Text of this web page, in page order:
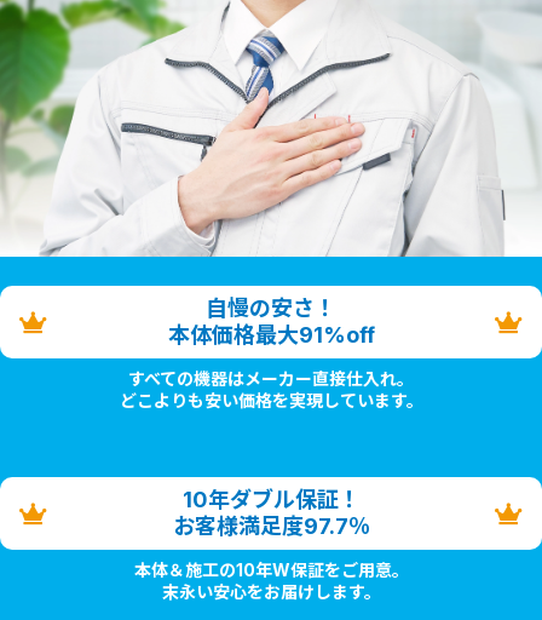
自慢の安さ！
本体価格最大91%off
すべての機器はメーカー直接仕入れ。
どこよりも安い価格を実現しています。
10年ダブル保証！
お客様満足度97.7％
本体＆施工の10年W保証をご用意。
末永い安心をお届けします。